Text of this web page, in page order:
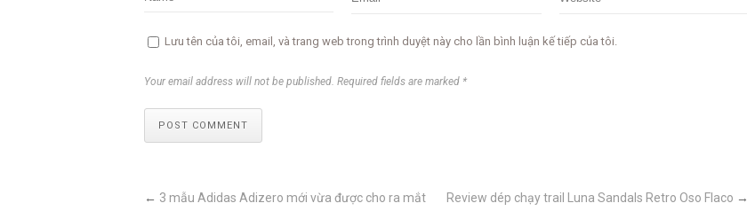
Lưu tên của tôi, email, và trang web trong trình duyệt này cho lần bình luận kế tiếp của tôi.
Your email address will not be published. Required fields are marked *
POST COMMENT
← 3 mẫu Adidas Adizero mới vừa được cho ra mắt Review dép chạy trail Luna Sandals Retro Oso Flaco →